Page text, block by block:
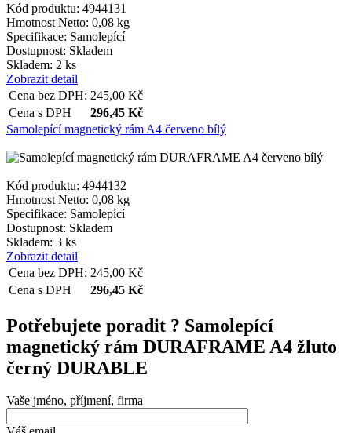
Kód produktu: 4944131
Hmotnost Netto: 0,08 kg
Specifikace: Samolepící
Dostupnost: Skladem
Skladem: 2 ks
Zobrazit detail
Cena bez DPH: 245,00 Kč
Cena s DPH
296,45 Kč
Samolepící magnetický rám A4 červeno bílý
Kód produktu: 4944132
Hmotnost Netto: 0,08 kg
Specifikace: Samolepící
Dostupnost: Skladem
Skladem: 3 ks
Zobrazit detail
Cena bez DPH: 245,00 Kč
Cena s DPH
296,45 Kč
Potřebujete poradit ? Samolepící
magnetický rám DURAFRAME A4 žluto
černý DURABLE
Vaše jméno, příjmení, firma